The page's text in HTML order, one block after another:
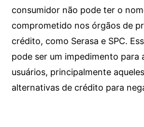
consumidor não pode ter o
comprometido nos órgãos de
crédito, como Serasa e SPC.
pode ser um impedimento para
usuários, principalmente
alternativas de crédito para